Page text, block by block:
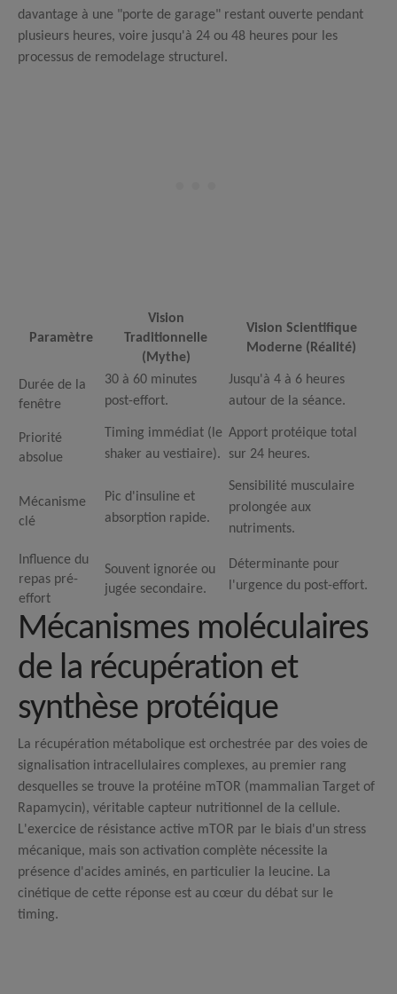
davantage à une "porte de garage" restant ouverte pendant
plusieurs heures, voire jusqu'à 24 ou 48 heures pour les
processus de remodelage structurel.
Paramètre
Vision
Traditionnelle
(Mythe)
Vision Scientifique
Moderne (Réalité)
Durée de la
fenêtre
30 à 60 minutes
post-effort.
Jusqu'à 4 à 6 heures
autour de la séance.
Priorité
absolue
Timing immédiat (le
shaker au vestiaire).
Apport protéique total
sur 24 heures.
Mécanisme
clé
Pic d'insuline et
absorption rapide.
Sensibilité musculaire
prolongée aux
nutriments.
Influence du
repas pré-
effort
Souvent ignorée ou
jugée secondaire.
Déterminante pour
l'urgence du post-effort.
Mécanismes moléculaires
de la récupération et
synthèse protéique
La récupération métabolique est orchestrée par des voies de
signalisation intracellulaires complexes, au premier rang
desquelles se trouve la protéine mTOR (mammalian Target of
Rapamycin), véritable capteur nutritionnel de la cellule.
L'exercice de résistance active mTOR par le biais d'un stress
mécanique, mais son activation complète nécessite la
présence d'acides aminés, en particulier la leucine. La
cinétique de cette réponse est au cœur du débat sur le
timing.